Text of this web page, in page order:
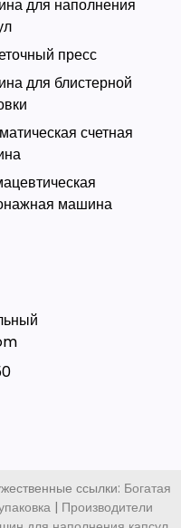
для наполнения
пресс
для блистерной
счетная
машина
ссылки: Богатая
| Производители